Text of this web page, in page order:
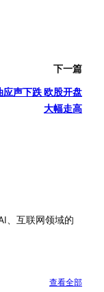
下一篇
声下跌 欧股开盘
大幅走高
、互联网领域的
查看全部